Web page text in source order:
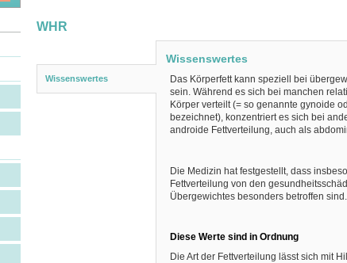
WHR
Wissenswertes
Wissenswertes
Das Körperfett kann speziell bei
sein. Während es sich bei manchen
Körper verteilt (= so genannte gynoide
bezeichnet), konzentriert es sich bei
androide Fettverteilung, auch als
Die Medizin hat festgestellt, dass
Fettverteilung von den
Übergewichtes besonders betroffen sind.
Diese Werte sind in Ordnung
Die Art der Fettverteilung lässt sich mit